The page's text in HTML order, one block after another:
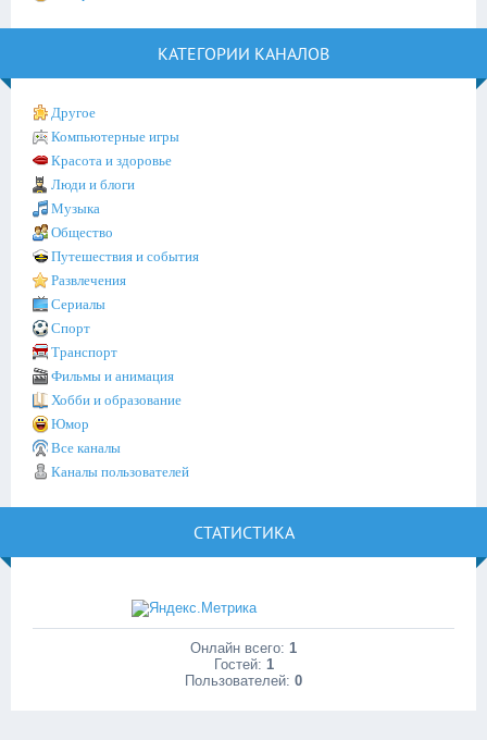
КАТЕГОРИИ КАНАЛОВ
Другое
Компьютерные игры
Красота и здоровье
Люди и блоги
Музыка
Общество
Путешествия и события
Развлечения
Сериалы
Спорт
Транспорт
Фильмы и анимация
Хобби и образование
Юмор
Все каналы
Каналы пользователей
СТАТИСТИКА
Онлайн всего: 1
Гостей: 1
Пользователей: 0